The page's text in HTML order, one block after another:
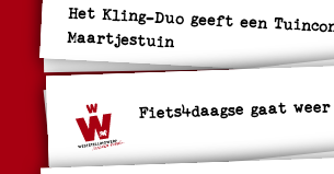
Het Kling-Duo geeft een
Maartjestuin
Fiets4daagse gaat